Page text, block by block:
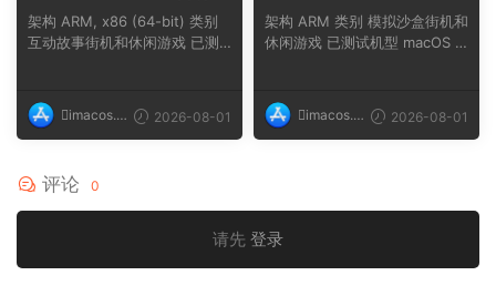
日暖阳
架构 ARM, x86 (64-bit) 类别
互动故事街机和休闲游戏 已测
imacos.t
op
2026-08-01
架构 ARM 类别 模拟沙盒街机和
休闲游戏 已测试机型 macOS T
imacos.t
op
2026-08-01
评论 0
请先 登录